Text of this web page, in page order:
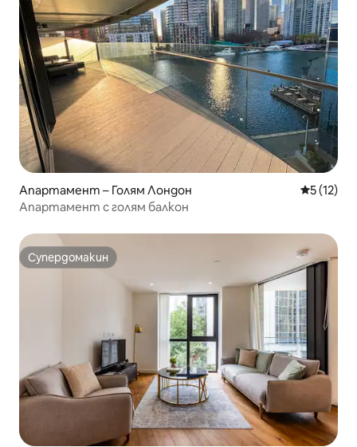
Апартамент – Голям Лондон Средна
5 (12)
Апартамент с голям балкон
Супердомакин
Супердомакин